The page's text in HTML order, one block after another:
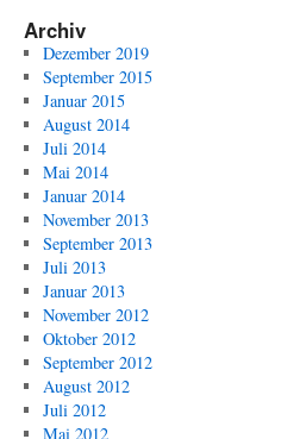
Archiv
Dezember 2019
September 2015
Januar 2015
August 2014
Juli 2014
Mai 2014
Januar 2014
November 2013
September 2013
Juli 2013
Januar 2013
November 2012
Oktober 2012
September 2012
August 2012
Juli 2012
Mai 2012